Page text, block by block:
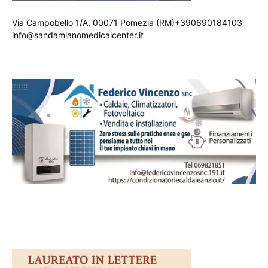
Via Campobello 1/A, 00071 Pomezia (RM)+390690184103
info@sandamianomedicalcenter.it